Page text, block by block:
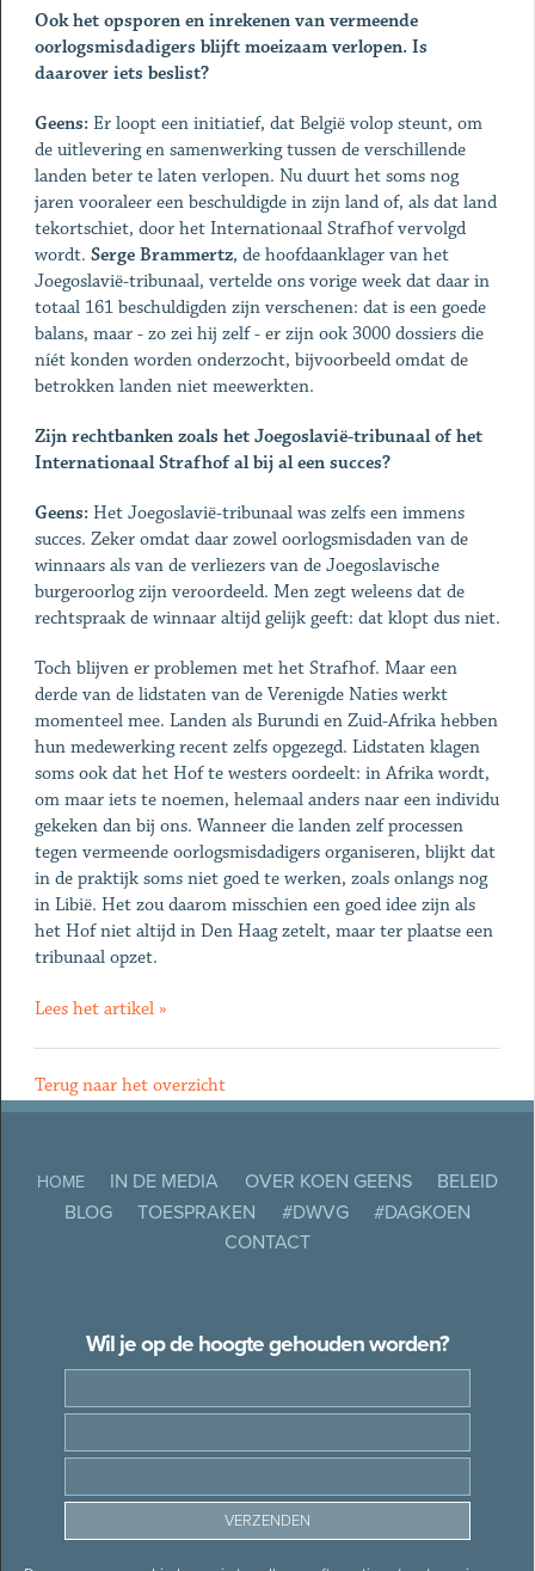
Ook het opsporen en inrekenen van vermeende
oorlogsmisdadigers blijft moeizaam verlopen. Is
daarover iets beslist?
Geens: Er loopt een initiatief, dat België volop steunt, om
de uitlevering en samenwerking tussen de verschillende
landen beter te laten verlopen. Nu duurt het soms nog
jaren vooraleer een beschuldigde in zijn land of, als dat land
tekortschiet, door het Internationaal Strafhof vervolgd
wordt. Serge Brammertz, de hoofdaanklager van het
Joegoslavië-tribunaal, vertelde ons vorige week dat daar in
totaal 161 beschuldigden zijn verschenen: dat is een goede
balans, maar - zo zei hij zelf - er zijn ook 3000 dossiers die
níét konden worden onderzocht, bijvoorbeeld omdat de
betrokken landen niet meewerkten.
Zijn rechtbanken zoals het Joegoslavië-tribunaal of het
Internationaal Strafhof al bij al een succes?
Geens: Het Joegoslavië-tribunaal was zelfs een immens
succes. Zeker omdat daar zowel oorlogsmisdaden van de
winnaars als van de verliezers van de Joegoslavische
burgeroorlog zijn veroordeeld. Men zegt weleens dat de
rechtspraak de winnaar altijd gelijk geeft: dat klopt dus niet.
Toch blijven er problemen met het Strafhof. Maar een
derde van de lidstaten van de Verenigde Naties werkt
momenteel mee. Landen als Burundi en Zuid-Afrika hebben
hun medewerking recent zelfs opgezegd. Lidstaten klagen
soms ook dat het Hof te westers oordeelt: in Afrika wordt,
om maar iets te noemen, helemaal anders naar een individu
gekeken dan bij ons. Wanneer die landen zelf processen
tegen vermeende oorlogsmisdadigers organiseren, blijkt dat
in de praktijk soms niet goed te werken, zoals onlangs nog
in Libië. Het zou daarom misschien een goed idee zijn als
het Hof niet altijd in Den Haag zetelt, maar ter plaatse een
tribunaal opzet.
Lees het artikel »
Terug naar het overzicht
HOME IN DE MEDIA OVER KOEN GEENS
BELEID
BLOG
TOESPRAKEN #DWVG
#DAGKOEN
CONTACT
Wil je op de hoogte gehouden worden?